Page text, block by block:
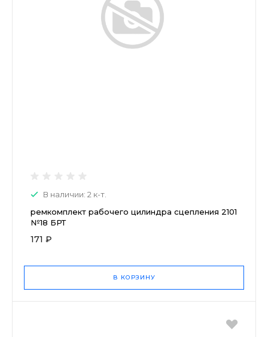
В наличии: 2 к-т.
ремкомплект рабочего цилиндра сцепления 2101
№18 БРТ
171 ₽
В КОРЗИНУ